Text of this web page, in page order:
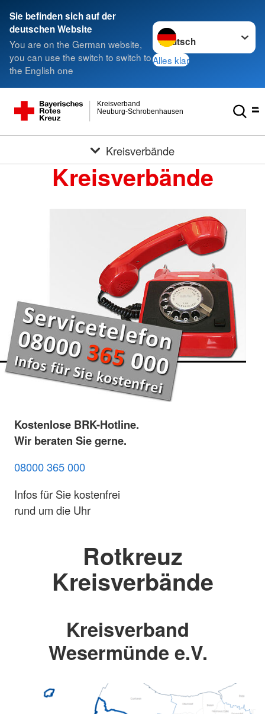
Sie befinden sich auf der
deutschen Website
You are on the German website,
you can use the switch to switch to
the English one
Sprache wechseln zu
Alles klar
Neuburg-Schrobenhausen
Kreisverband
Kreisverbände
Kreisverbände
Kostenlose BRK-Hotline.
Wir beraten Sie gerne.
08000 365 000
Infos für Sie kostenfrei
rund um die Uhr
Rotkreuz
Kreisverbände
Kreisverband
Wesermünde e.V.